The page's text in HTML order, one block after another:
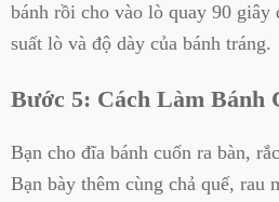
bánh rồi cho vào lò quay 90 giây
suất lò và độ dày của bánh tráng.
Bước 5: Cách Làm Bánh
Bạn cho đĩa bánh cuốn ra bàn,
Bạn bày thêm cùng chả quế, rau